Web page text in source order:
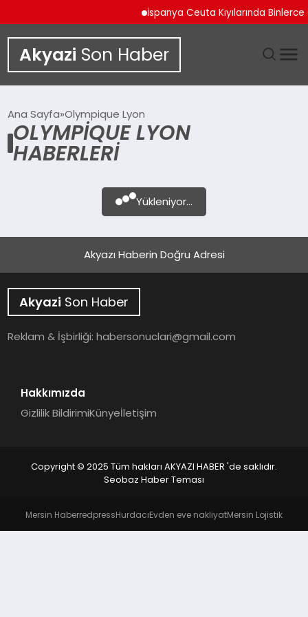
İspanya Ceuta Kıyılarında
Akyazi Son Haber
SIYASET
YAŞAM
Ana Sayfa Olympique Lyon
OLYMPIQUE LYON
HABERLERI
Yükleniyor...
Akyazı Haberin Doğru Adresi
Akyazi Son Haber
Reklam & İşbirliği:habersonuclari@gmail.com
Hakkımızda
Gizlilik BildirimiKünyeİletişim
Copyright © 2025 Tüm hakları AKYAZI HABER 'de saklıdır.
Seobaz Haber Teması
Mersin HaberredpressHurdacıEvden eve nakliyatMersin Lojistik